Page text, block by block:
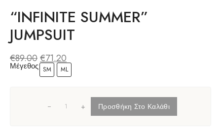
“INFINITE SUMMER”
JUMPSUIT
€89.00€71.20
Μέγεθος SM ML
+ Προσθήκη Στο Καλάθι